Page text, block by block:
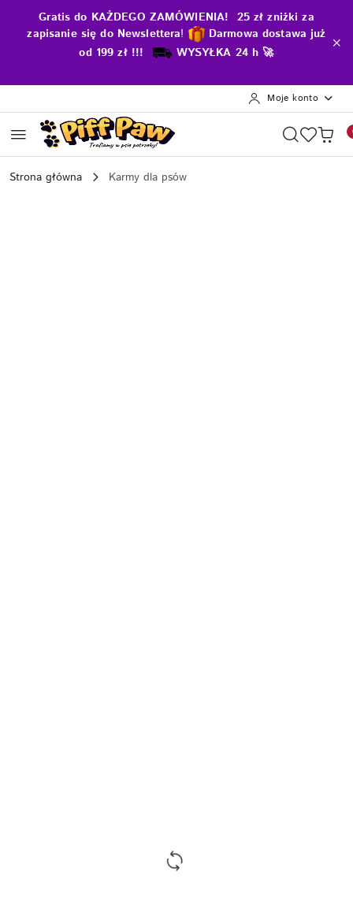
Przejdź do treści głównej
Przejdź do wyszukiwarki
Przejdź do moje konto
Przejdź do menu głównego
Przejdź do opisu produktu
Przejdź do stopki
Gratis do KAŻDEGO ZAMÓWIENIA! 25 zł zniżki za
zapisanie się do Newslettera! Darmowa dostawa już
od 199 zł !!!
WYSYŁKA 24 h 🚀
Moje konto
Strona główna Karmy dla psów